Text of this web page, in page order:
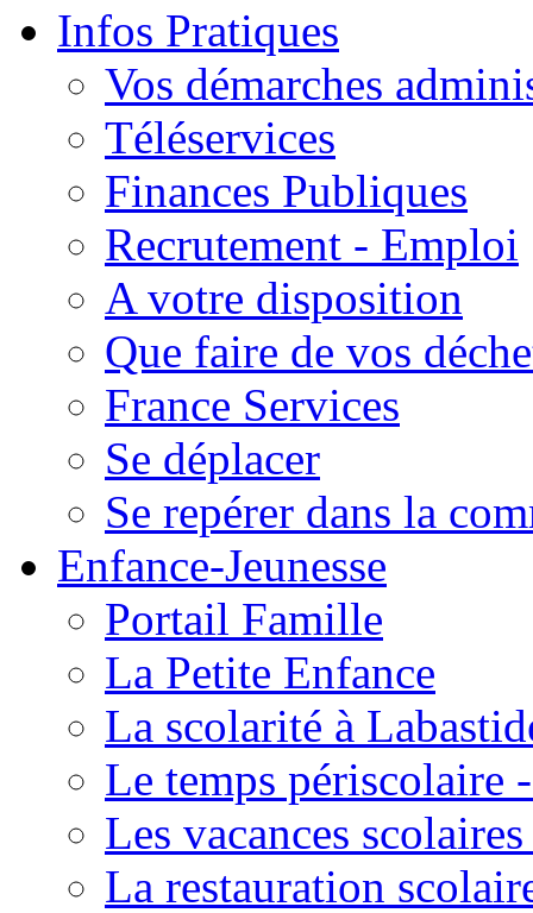
Infos Pratiques
Vos démarches
Téléservices
Finances Publiques
Recrutement - Emploi
A votre disposition
Que faire de vos
France Services
Se déplacer
Se repérer dans la
Enfance-Jeunesse
Portail Famille
La Petite Enfance
La scolarité à
Le temps périscolaire
Les vacances
La restauration